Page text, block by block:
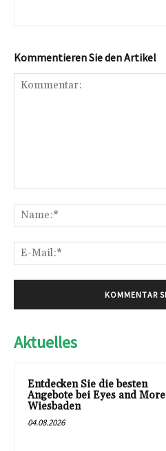
Kommentieren Sie den Artikel
Aktuelles
Entdecken Sie die besten
Angebote bei Eyes and More
Wiesbaden
04.08.2026